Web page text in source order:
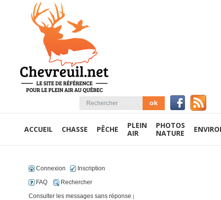
ACCUEIL CHASSE PÊCHE
PLEIN
AIR
PHOTOS
NATURE
Connexion
Inscription
FAQ
Rechercher
Consulter les messages sans réponse |